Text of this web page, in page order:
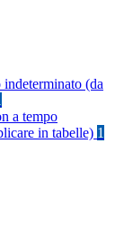
indeterminato (da
a tempo
in tabelle) 1